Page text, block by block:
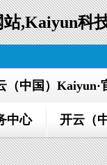
,Kaiyun科
（中国）
中心 开云（